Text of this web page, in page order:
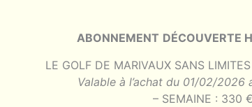
ABONNEMENT DÉCOUVERTE
LE GOLF DE MARIVAUX SANS
Valable à l’achat du 01/02/
– SEMAINE : 330 €